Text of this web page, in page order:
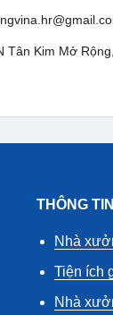
Kim Mở
THÔNG
Nhà
Tiện ích
Nhà